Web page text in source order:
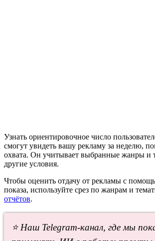
Узнать ориентировочное число
смогут увидеть вашу рекламу за неделю,
охвата. Он учитывает выбранные жанры и
другие условия.
Чтобы оценить отдачу от рекламы с
показа, используйте срез по жанрам и
отчётов.
⭐ Наш Telegram-канал, где мы